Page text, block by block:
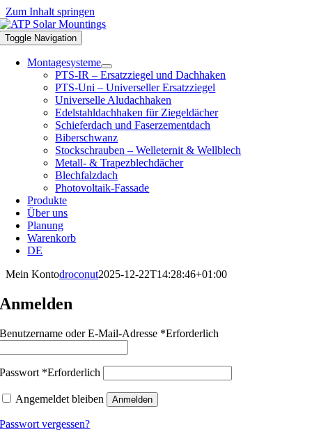
Zum Inhalt springen
Toggle Navigation
Montagesysteme
PTS-IR – Ersatzziegel und Dachhaken
PTS-Uni – Universeller Ersatzziegel
Universelle Aludachhaken
Edelstahldachhaken für Ziegeldächer
Schieferdach und Faserzementdach
Biberschwanz
Stockschrauben – Welleternit & Wellblech
Metall- & Trapezblechdächer
Blechfalzdach
Photovoltaik-Fassade
Produkte
Über uns
Planung
Warenkorb
DE
Mein Kontodroconut2025-12-22T14:28:46+01:00
Anmelden
Benutzername oder E-Mail-Adresse *Erforderlich
Passwort *Erforderlich
Angemeldet bleiben Anmelden
Passwort vergessen?